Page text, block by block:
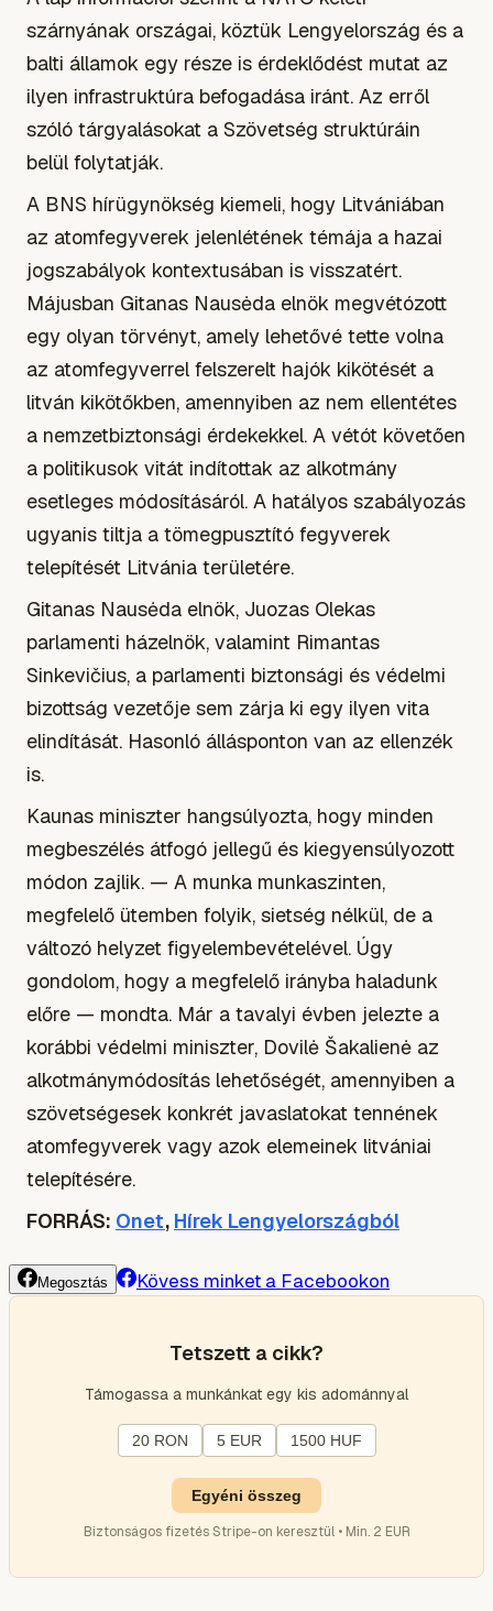
szárnyának országai, köztük Lengyelország és a
balti államok egy része is érdeklődést mutat az
ilyen infrastruktúra befogadása iránt. Az erről
szóló tárgyalásokat a Szövetség struktúráin
belül folytatják.
A BNS hírügynökség kiemeli, hogy Litvániában
az atomfegyverek jelenlétének témája a hazai
jogszabályok kontextusában is visszatért.
Májusban Gitanas Nausėda elnök megvétózott
egy olyan törvényt, amely lehetővé tette volna
az atomfegyverrel felszerelt hajók kikötését a
litván kikötőkben, amennyiben az nem ellentétes
a nemzetbiztonsági érdekekkel. A vétót követően
a politikusok vitát indítottak az alkotmány
esetleges módosításáról. A hatályos szabályozás
ugyanis tiltja a tömegpusztító fegyverek
telepítését Litvánia területére.
Gitanas Nausėda elnök, Juozas Olekas
parlamenti házelnök, valamint Rimantas
Sinkevičius, a parlamenti biztonsági és védelmi
bizottság vezetője sem zárja ki egy ilyen vita
elindítását. Hasonló állásponton van az ellenzék
is.
Kaunas miniszter hangsúlyozta, hogy minden
megbeszélés átfogó jellegű és kiegyensúlyozott
módon zajlik. — A munka munkaszinten,
megfelelő ütemben folyik, sietség nélkül, de a
változó helyzet figyelembevételével. Úgy
gondolom, hogy a megfelelő irányba haladunk
előre — mondta. Már a tavalyi évben jelezte a
korábbi védelmi miniszter, Dovilė Šakalienė az
alkotmánymódosítás lehetőségét, amennyiben a
szövetségesek konkrét javaslatokat tennének
atomfegyverek vagy azok elemeinek litvániai
telepítésére.
FORRÁS: Onet, Hírek Lengyelországból
Megosztás Kövess minket a Facebookon
Tetszett a cikk?
Támogassa a munkánkat egy kis adománnyal
20 RON 5 EUR 1500 HUF
Egyéni összeg
Biztonságos fizetés Stripe-on keresztül • Min. 2 EUR